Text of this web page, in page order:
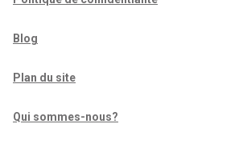
Blog
Plan du site
Qui sommes-nous?